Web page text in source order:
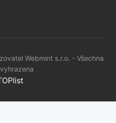
Webmint s.r.o. - Všechna